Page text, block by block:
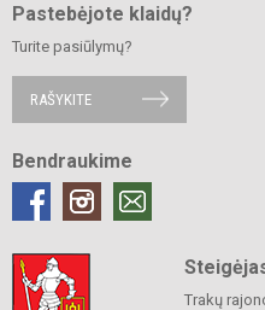
Pastebėjote klaidų?
Turite pasiūlymų?
RAŠYKITE
Bendraukime
Trakų